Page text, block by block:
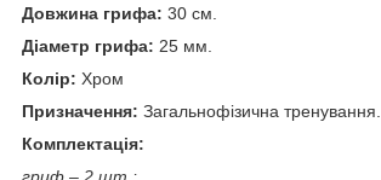
Довжина грифа: 30 см.
Діаметр грифа: 25 мм.
Колір: Хром
Призначення: Загальнофізична тренування.
Комплектація: